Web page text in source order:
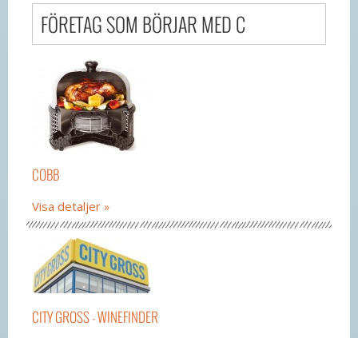
FÖRETAG SOM BÖRJAR MED C
COBB
Visa detaljer
CITY GROSS - WINEFINDER